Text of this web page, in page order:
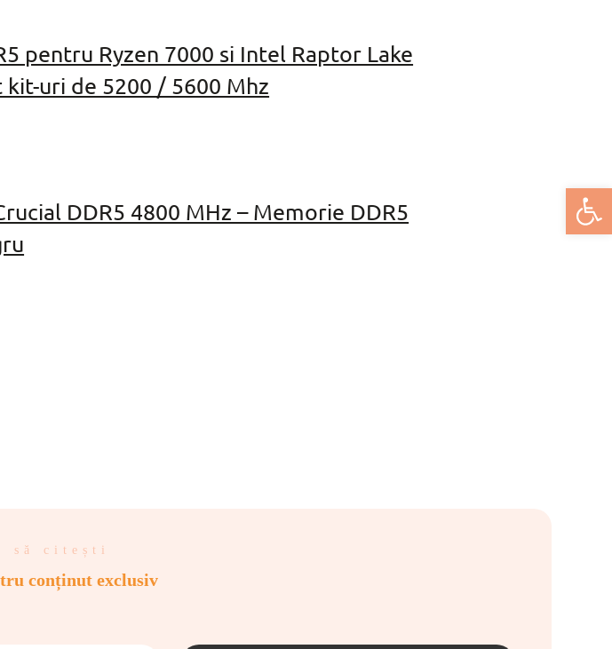
Deschide
pentru Ryzen 7000 si Intel Raptor Lake
uri de 5200 / 5600 Mhz
DDR5 4800 MHz – Memorie DDR5
să citești
conținut exclusiv